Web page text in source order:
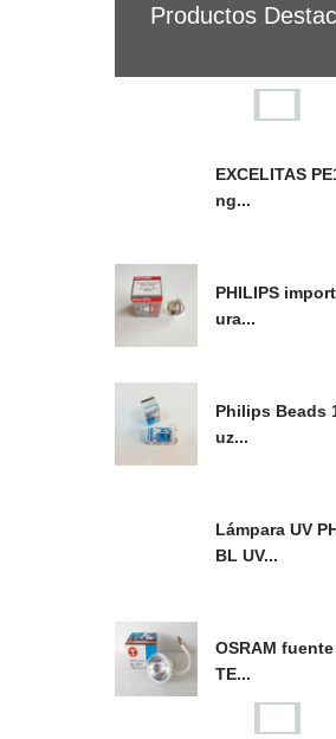
Productos
EXCELITAS
ng...
PHILIPS
ura...
Philips Beads
uz...
Lámpara UV
BL UV...
OSRAM
TE...